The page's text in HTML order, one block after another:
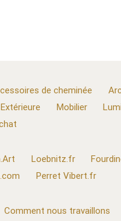
de cheminée
Mobilier
Loebnitz.fr
Perret Vibert.fr
Comment nous travaillons